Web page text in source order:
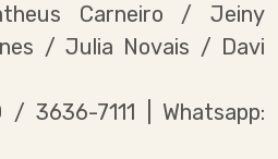
Carneiro / Jeiny
/ Julia Novais / Davi
/ 3636-7111 | Whatsapp: